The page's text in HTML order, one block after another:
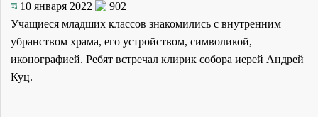
10 января 2022
902
Учащиеся младших классов знакомились с внутренним
убранством храма, его устройством, символикой,
иконографией. Ребят встречал клирик собора иерей Андрей
Куц.